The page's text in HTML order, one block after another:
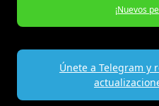
¡Nuevos
Únete a Telegram y